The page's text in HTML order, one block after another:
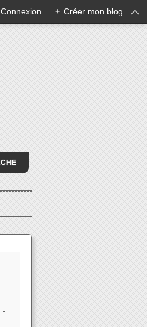
Connexion + Créer mon blog